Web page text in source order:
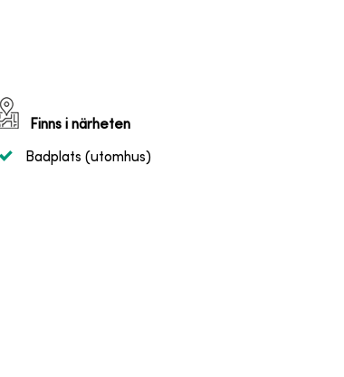
Finns i närheten
Badplats (utomhus)